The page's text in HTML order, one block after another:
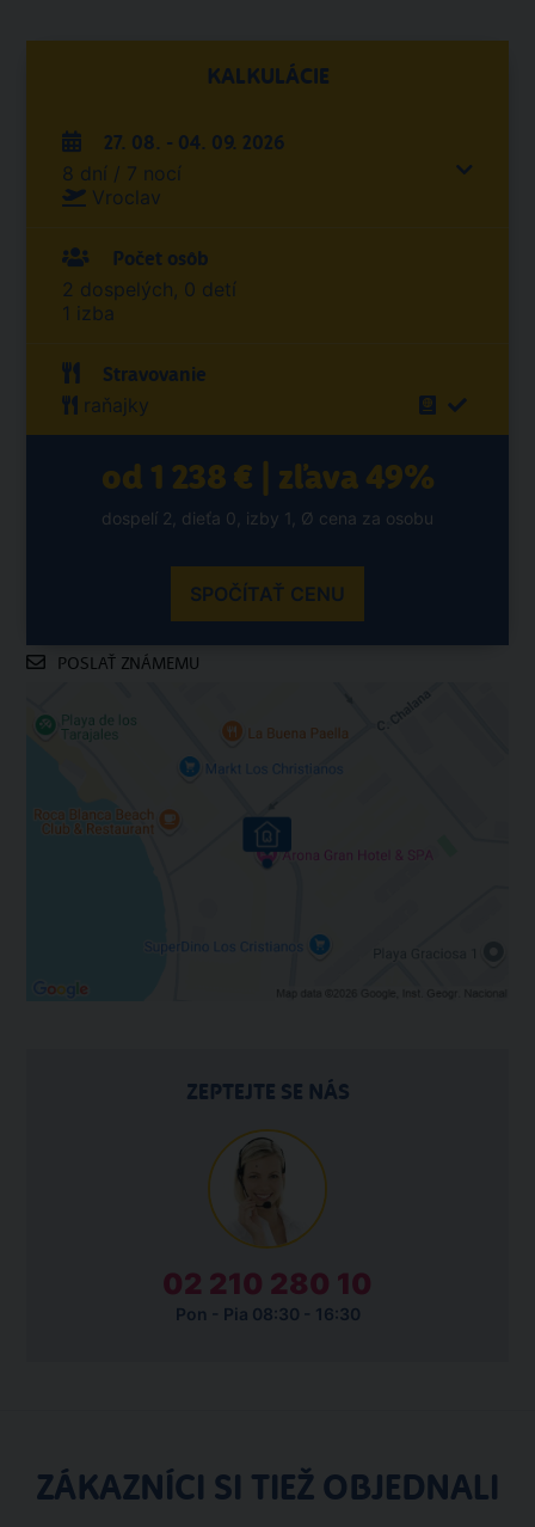
KALKULÁCIE
27. 08. - 04. 09. 2026
8 dní / 7 nocí
Vroclav
Počet osôb
2 dospelých, 0 detí
1 izba
Stravovanie
raňajky
od 1 238 € | zľava 49%
dospelí 2, dieťa 0, izby 1, Ø cena za osobu
SPOČÍTAŤ CENU
POSLAŤ ZNÁMEMU
ZEPTEJTE SE NÁS
02 210 280 10
Pon - Pia 08:30 - 16:30
ZÁKAZNÍCI SI TIEŽ OBJEDNALI